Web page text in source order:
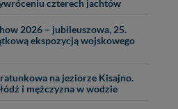
czterech jachtów
2026 – jubileuszowa, 25.
ekspozycją wojskowego
na jeziorze Kisajno.
i mężczyzna w wodzie